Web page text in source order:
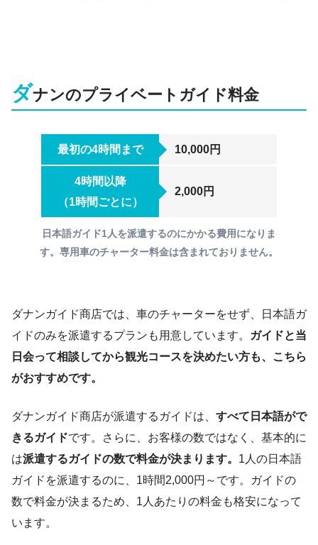
13時15分
リンウン寺（レディブッダ）へ移動。
リンウン寺からダナンのビーチサイド
を眺める
ミケビーチからも見える全長60mの観音
像（レディブッダ）。直径35mの蓮の葉
の上に立っています。
ダナン市街地から海側へ突き出た半島で、ソンチ
ャ山にあるお寺です。
晴れてる日は、リンウン寺からダナン海岸沿いの
ラインがキレイに見えます。
ベトナム料理の”ブンチャー”
ハン市場周辺には、ベトナム料理から外国の料理
13時30分
ダナン大聖堂へ移動。ピンク色の映え
るダナン大聖堂で写真撮影
ダナン大聖堂
インスタ映えスポットとしても有名なピンクの教
会です。入場料金は無料です。ハン市場からダナ
てください。
17時
ホイアンへ移動。街の雰囲気を楽し
ダナンのプライベートガイド料金
最初の4時間まで 10,000円
4時間以降
（1時間ごとに）
2,000円
日本語ガイド1人を派遣するのにかかる費用になりま
す。専用車のチャーター料金は含まれておりません。
ダナンガイド商店では、車のチャーターをせず、日本語ガ
イドのみを派遣するプランも用意しています。
ガイドと当
日会って相談してから観光コースを決めたい方も、こちら
がおすすめです。
ダナンガイド商店が派遣するガイドは、 すべて日本語がで
きるガイドです。さらに、お客様の数ではなく、基本的に
は派遣するガイドの数で料金が決まります。 1人の日本語
ガイドを派遣するのに、1時間2,000円～です。ガイドの
数で料金が決まるため、1人あたりの料金も格安になって
います。